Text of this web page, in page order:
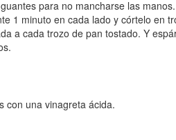
para no mancharse las
1 minuto en cada lado y córtelo en
a cada trozo de pan tostado. Y
con una vinagreta ácida.